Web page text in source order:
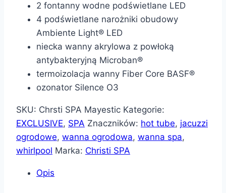
2 fontanny wodne podświetlane LED
4 podświetlane narożniki obudowy
Ambiente Light® LED
niecka wanny akrylowa z powłoką
antybakteryjną Microban®
termoizolacja wanny Fiber Core BASF®
ozonator Silence O3
SKU: Chrsti SPA Mayestic Kategorie:
EXCLUSIVE, SPA Znaczników: hot tube, jacuzzi
ogrodowe, wanna ogrodowa, wanna spa,
whirlpool Marka: Christi SPA
Opis